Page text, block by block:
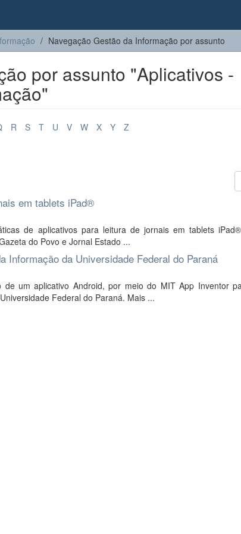
Navegação Gestão da Informação por assunto
por assunto "Aplicativos -
R S T U V W X Y Z
em tablets iPad®
de aplicativos para leitura de jornais em tablets
do Povo e Jornal Estado ...
Informação da Universidade Federal do Paraná
um aplicativo Android, por meio do MIT App Inventor
Federal do Paraná. Mais ...